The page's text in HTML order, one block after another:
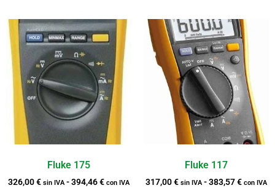
Fluke 175
326,00€ sin IVA-394,46€ con IVA
Fluke 117
317,00€ sin IVA-383,57€ con IVA